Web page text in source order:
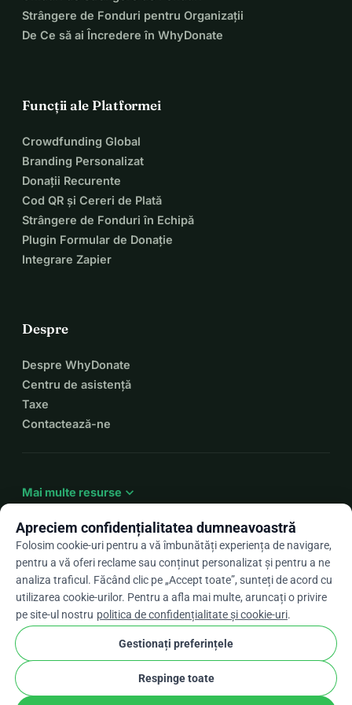
Fotografie de Łukasz Biernat, cu: Weronika Ukleja,
Marysia Duda & Martyna Gorgól
@skuter666 @marysia.duda
@anetagórkier @openroad111
@nastazja.kus @margorgol
Lasă ciclul să înceapă.
Strângere de Fonduri pentru Organizații
De Ce să ai Încredere în WhyDonate
Funcții ale Platformei
Crowdfunding Global
Branding Personalizat
Donații Recurente
Cod QR și Cereri de Plată
Strângere de Fonduri în Echipă
Plugin Formular de Donație
Integrare Zapier
Despre
Despre WhyDonate
Centru de asistență
Taxe
Contactează-ne
Mai multe resurse expand_more
Roarrow_drop_down
★★★★★4,9 / 5 pe baza a peste 500 de recenzii
WhyDonate
Confidențialitate și cookie-uri
Termeni și condiții
Setările pentru cookie-uri
Apreciem confidențialitatea dumneavoastră
Folosim cookie-uri pentru a vă îmbunătăți experiența de navigare,
pentru a vă oferi reclame sau conținut personalizat și pentru a ne
analiza traficul. Făcând clic pe „Accept toate”, sunteți de acord cu
utilizarea cookie-urilor. Pentru a afla mai multe, aruncați o privire
pe site-ul nostru politica de confidențialitate și cookie-uri.
Gestionați preferințele
Respinge toate